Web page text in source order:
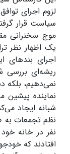
لزوم اجرای
سیاست قرار
موج سخنرانی
یک اظهار نظر
اجرای بندهای
ریشه‌ای
نمی‌دهیم، بلکه
نماینده
شبانه ایجاد
نفر در خانه
افتادند که